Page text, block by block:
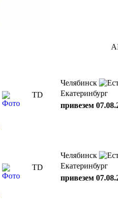
TD
Челябинск
Екатеринбург
привезем
TD
Челябинск
Екатеринбург
привезем